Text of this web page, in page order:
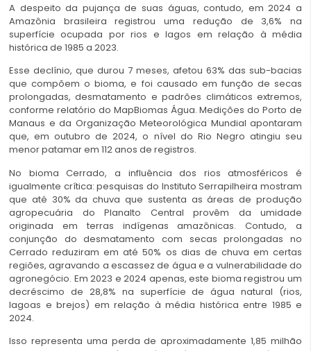
A despeito da pujança de suas águas, contudo, em 2024 a
Amazônia brasileira registrou uma redução de 3,6% na
superfície ocupada por rios e lagos em relação à média
histórica de 1985 a 2023.
Esse declínio, que durou 7 meses, afetou 63% das sub-bacias
que compõem o bioma, e foi causado em função de secas
prolongadas, desmatamento e padrões climáticos extremos,
conforme relatório do MapBiomas Água. Medições do Porto de
Manaus e da Organização Meteorológica Mundial apontaram
que, em outubro de 2024, o nível do Rio Negro atingiu seu
menor patamar em 112 anos de registros.
No bioma Cerrado, a influência dos rios atmosféricos é
igualmente crítica: pesquisas do Instituto Serrapilheira mostram
que até 30% da chuva que sustenta as áreas de produção
agropecuária do Planalto Central provêm da umidade
originada em terras indígenas amazônicas. Contudo, a
conjunção do desmatamento com secas prolongadas no
Cerrado reduziram em até 50% os dias de chuva em certas
regiões, agravando a escassez de água e a vulnerabilidade do
agronegócio. Em 2023 e 2024 apenas, este bioma registrou um
decréscimo de 28,8% na superfície de água natural (rios,
lagoas e brejos) em relação à média histórica entre 1985 e
2024.
Isso representa uma perda de aproximadamente 1,85 milhão